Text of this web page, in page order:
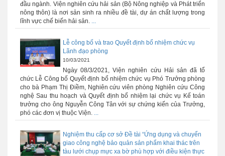
đầu ngành. Viện nghiên cứu hải sản (Bộ Nông nghiệp và Phát triển
nông thôn) là nơi sản sinh ra nhiều đề tài, dự án chất lượng trong
lĩnh vực chế biến hải sản. ...
Lễ công bố và trao Quyết định bổ nhiệm chức vụ
Lãnh đạo phòng
10/03/2021
Ngày 08/3/2021, Viện nghiên cứu Hải sản đã tổ
chức Lễ Công bố Quyết định bổ nhiệm chức vụ Phó Trưởng phòng
cho bà Phạm Thị Điềm, Nghiên cứu viên phòng Nghiên cứu Công
nghệ Sau thu hoạch và Quyết định bổ nhiệm lại chức vụ Kế toán
trưởng cho ông Nguyễn Công Tân với sự chứng kiến của Trưởng,
phó các đơn vị thuộc Viện. ...
Nghiệm thu cấp cơ sở Đề tài “Ứng dụng và chuyển
giao công nghệ bảo quản sản phẩm khai thác trên
tàu lưới chụp mực xa bờ phù hợp với điều kiện thực